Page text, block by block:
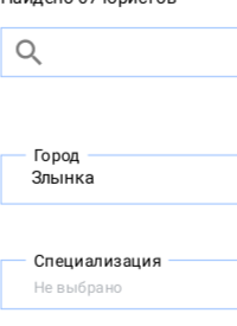
Город
Специализация
Не выбрано